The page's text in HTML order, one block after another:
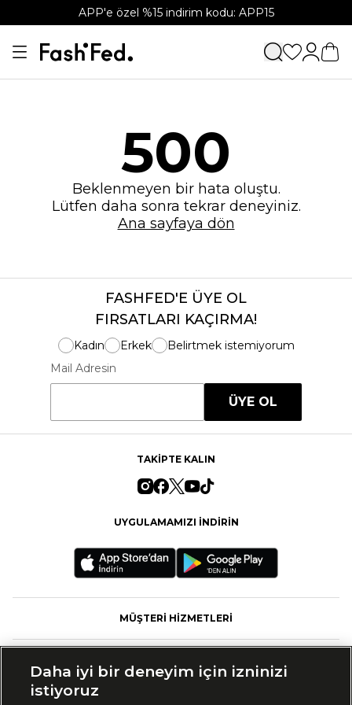
APP'e özel %15 indirim kodu: APP15
500
Beklenmeyen bir hata oluştu.
Lütfen daha sonra tekrar deneyiniz.
Ana sayfaya dön
FASHFED'E ÜYE OL
FIRSATLARI KAÇIRMA!
Kadın Erkek
Belirtmek istemiyorum
Mail Adresin
ÜYE OL
TAKİPTE KALIN
UYGULAMAMIZI İNDİRİN
MÜŞTERİ HİZMETLERİ
Daha iyi bir deneyim için izninizi
istiyoruz